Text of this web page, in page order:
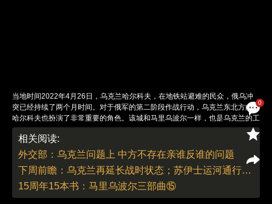
0
当地时间2022年4月26日，乌克兰哈尔科夫，在地铁站避难的民众，俄乌冲
突已经持续了两个月时间。对于俄军的第二阶段作战行动，乌克兰东北方向的
哈尔科夫也扮演了非常重要的角色。该城和马里乌波尔一样，也是乌克兰的工
业重镇。图：Ricardo Moraes/IC photo
责任编辑：白雪 | 版面编辑：白雪
相关阅读:
外交部：乌克兰问题上 中方不存在亲谁反谁的问题
下周前瞻：乌克兰再延长战时状态；苏伊士运河通行费又涨
15周年15本书：马里乌波尔三部曲⑮